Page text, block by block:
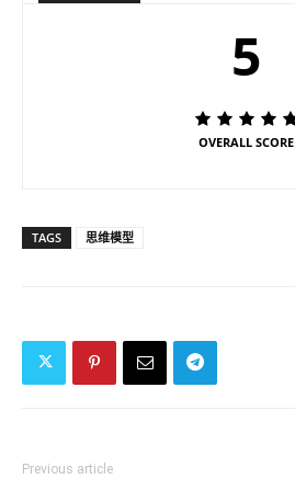
5
OVERALL SCORE
TAGS 思维模型
Previous article